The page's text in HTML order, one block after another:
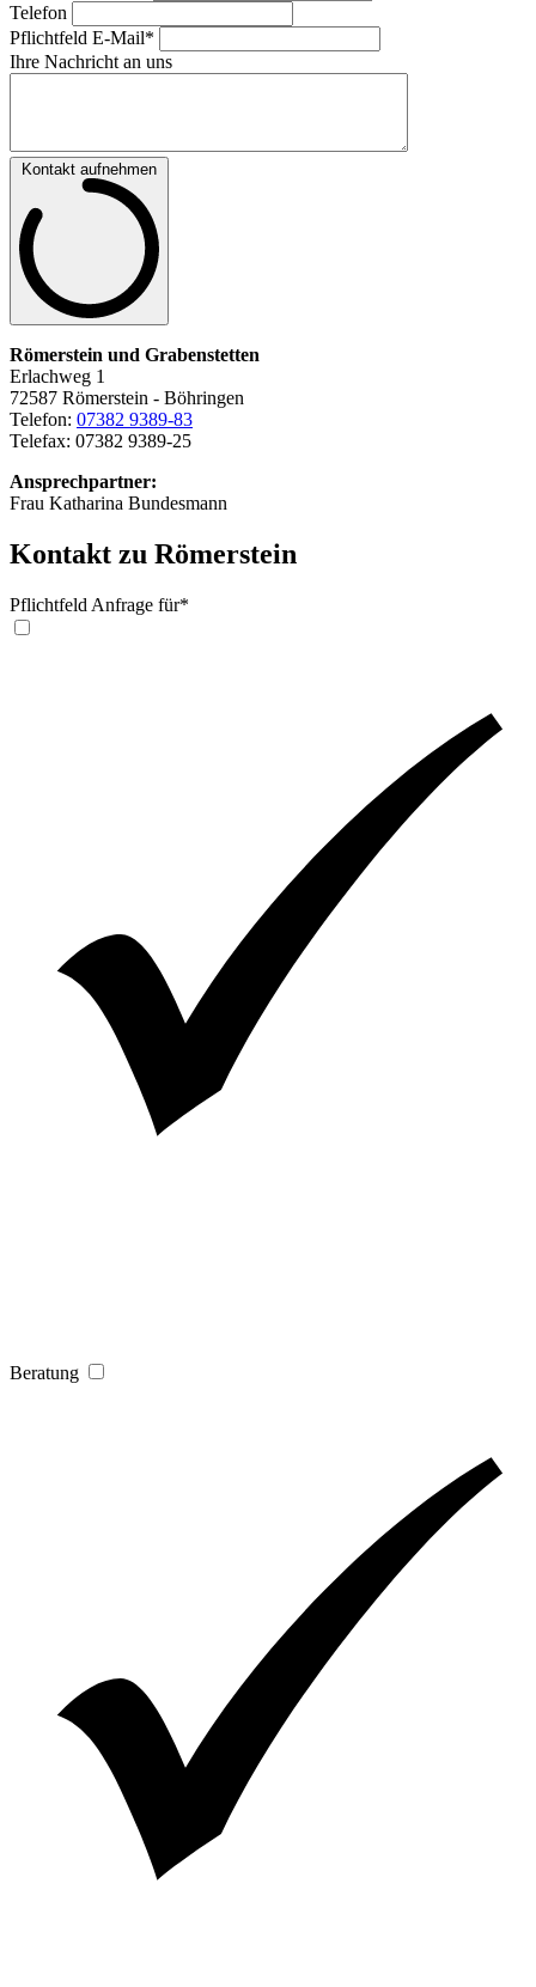
Telefon
Pflichtfeld E-Mail*
Ihre Nachricht an uns
Kontakt aufnehmen
Römerstein und Grabenstetten
Erlachweg 1
72587 Römerstein - Böhringen
Telefon: 07382 9389-83
Telefax: 07382 9389-25
Ansprechpartner:
Frau Katharina Bundesmann
Kontakt zu Römerstein
Pflichtfeld Anfrage für*
Beratung